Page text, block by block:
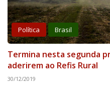
Política Brasil
Termina nesta segunda
aderirem ao Refis Rural
30/12/2019